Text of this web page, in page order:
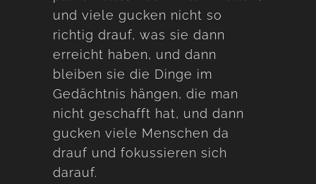
und viele gucken nicht so
richtig drauf, was sie dann
erreicht haben, und dann
bleiben sie die Dinge im
Gedächtnis hängen, die man
nicht geschafft hat, und dann
gucken viele Menschen da
drauf und fokussieren sich
darauf.